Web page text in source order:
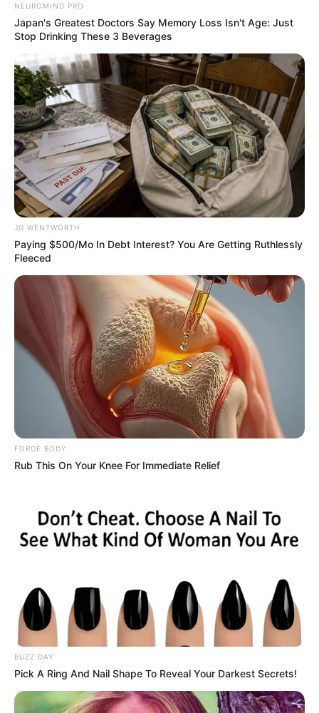
See The Incredible Physical Transformations Of
These Stars
BRAINBERRIES
They're Unbearable! 9 Movie Characters You
Probably Remember
BRAINBERRIES
CTA FAVORITE
NEUROMIND PRO
Japan's Greatest Doctors Say Memory Loss Isn't Age: Just
Stop Drinking These 3 Beverages
JG WENTWORTH
Paying $500/Mo In Debt Interest? You Are Getting Ruthlessly
Fleeced
FORGE BODY
Rub This On Your Knee For Immediate Relief
BUZZ DAY
Pick A Ring And Nail Shape To Reveal Your Darkest Secrets!